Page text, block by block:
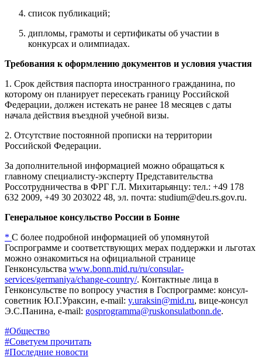
список публикаций;
дипломы, грамоты и сертификаты об участии в
конкурсах и олимпиадах.
Требования к оформлению документов и условия участия
1. Срок действия паспорта иностранного гражданина, по
которому он планирует пересекать границу Российской
Федерации, должен истекать не ранее 18 месяцев с даты
начала действия въездной учебной визы.
2. Отсутствие постоянной прописки на территории
Российской Федерации.
За дополнительной информацией можно обращаться к
главному специалисту-эксперту Представительства
Россотрудничества в ФРГ Г.Л. Михитарьянцу: тел.: +49 178
632 2009, +49 30 203022 48, эл. почта: studium@deu.rs.gov.ru.
Генеральное консульство России в Бонне
* С более подробной информацией об упомянутой
Госпрограмме и соответствующих мерах поддержки и льготах
можно ознакомиться на официальной странице
Генконсульства www.bonn.mid.ru/ru/consular-
services/germaniya/change-country/. Контактные лица в
Генконсульстве по вопросу участия в Госпрограмме: консул-
советник Ю.Г.Ураксин, e-mail: y.uraksin@mid.ru, вице-консул
Э.С.Панина, e-mail: gosprogramma@ruskonsulatbonn.de.
#Общество
#Советуем прочитать
#Последние новости